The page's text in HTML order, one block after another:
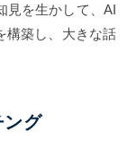
見を生かして、AI
構築し、大きな話
ング